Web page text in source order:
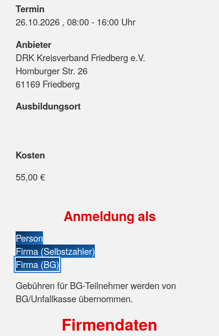
Termin
26.10.2026 , 08:00 - 16:00 Uhr
Anbieter
DRK Kreisverband Friedberg e.V.
Homburger Str. 26
61169 Friedberg
Ausbildungsort
Kosten
55,00 €
Anmeldung als
Person
Firma (Selbstzahler)
Firma (BG)
Gebühren für BG-Teilnehmer werden von
BG/Unfallkasse übernommen.
Firmendaten